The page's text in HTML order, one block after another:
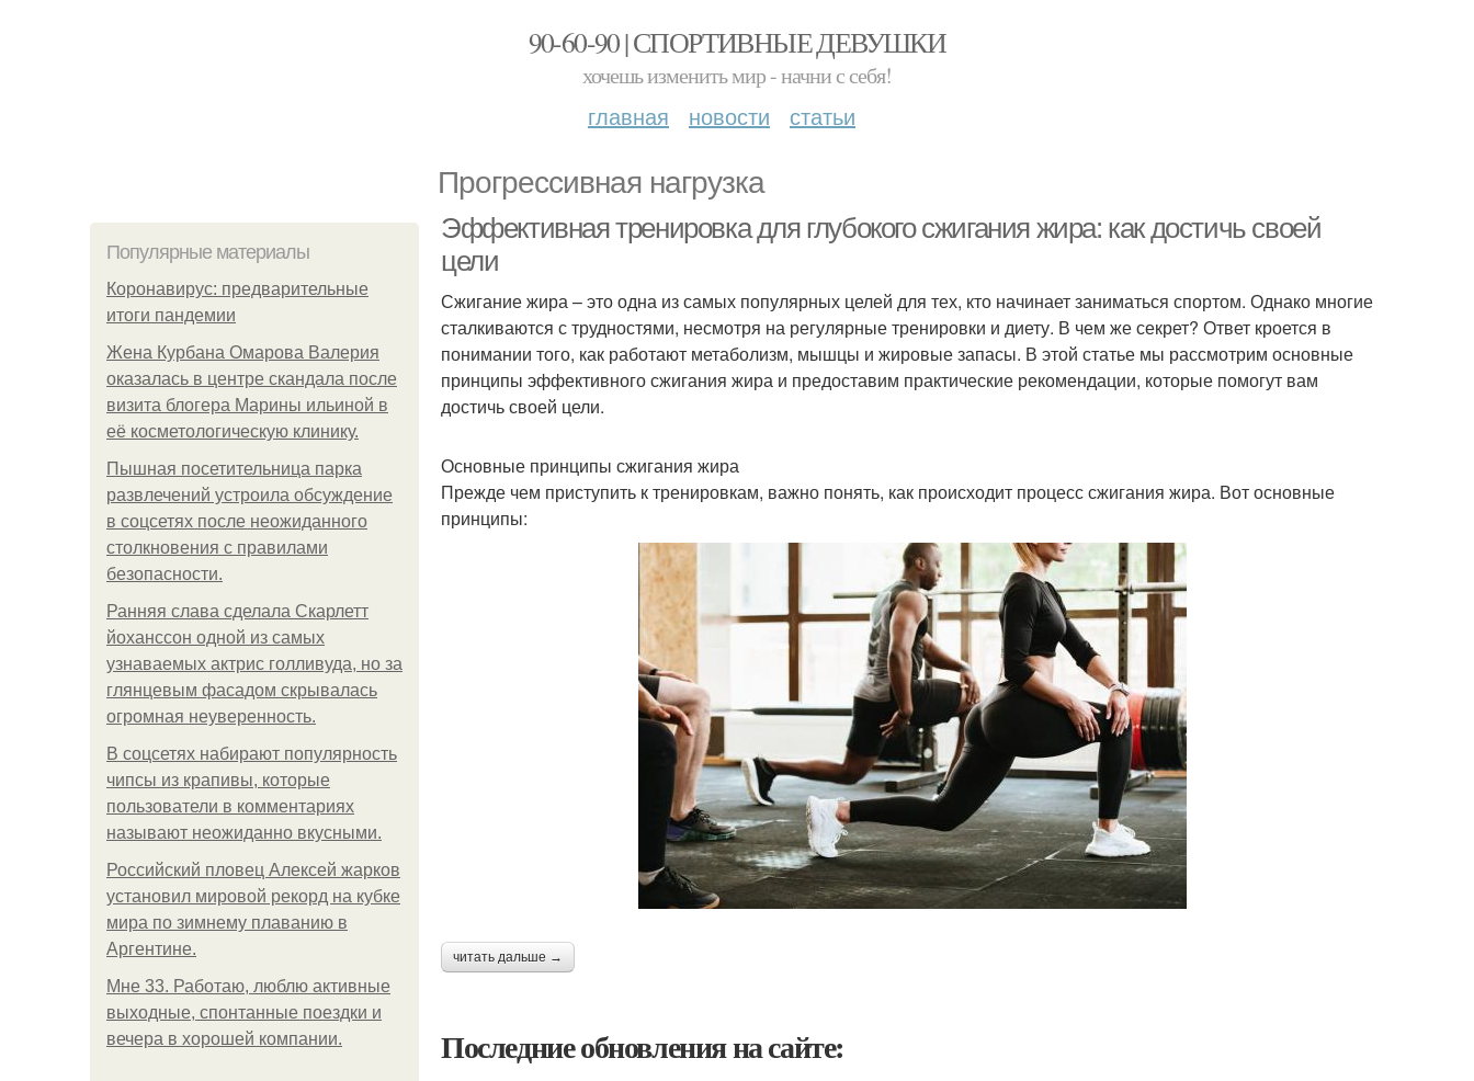
90-60-90 | СПОРТИВНЫЕ ДЕВУШКИ
хочешь изменить мир - начни с себя!
главная новости статьи
Прогрессивная нагрузка
Популярные материалы
Коронавирус: предварительные
итоги пандемии
Жена Курбана Омарова Валерия
оказалась в центре скандала после
визита блогера Марины ильиной в
её косметологическую клинику.
Пышная посетительница парка
развлечений устроила обсуждение
в соцсетях после неожиданного
столкновения с правилами
безопасности.
Ранняя слава сделала Скарлетт
йоханссон одной из самых
узнаваемых актрис голливуда, но за
глянцевым фасадом скрывалась
огромная неуверенность.
В соцсетях набирают популярность
чипсы из крапивы, которые
пользователи в комментариях
называют неожиданно вкусными.
Российский пловец Алексей жарков
установил мировой рекорд на кубке
мира по зимнему плаванию в
Аргентине.
Мне 33. Работаю, люблю активные
выходные, спонтанные поездки и
вечера в хорошей компании.
Эффективная тренировка для глубокого сжигания жира: как достичь своей
цели
Сжигание жира – это одна из самых популярных целей для тех, кто начинает заниматься спортом. Однако многие
сталкиваются с трудностями, несмотря на регулярные тренировки и диету. В чем же секрет? Ответ кроется в
понимании того, как работают метаболизм, мышцы и жировые запасы. В этой статье мы рассмотрим основные
принципы эффективного сжигания жира и предоставим практические рекомендации, которые помогут вам
достичь своей цели.
Основные принципы сжигания жира
Прежде чем приступить к тренировкам, важно понять, как происходит процесс сжигания жира. Вот основные
принципы:
читать дальше →
Последние обновления на сайте: